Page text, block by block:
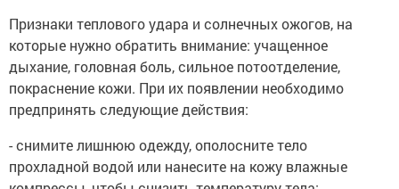
Признаки теплового удара и солнечных ожогов, на
которые нужно обратить внимание: учащенное
дыхание, головная боль, сильное потоотделение,
покраснение кожи. При их появлении необходимо
предпринять следующие действия:
- снимите лишнюю одежду, ополосните тело
прохладной водой или нанесите на кожу влажные